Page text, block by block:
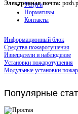
Электронная почта:
Услуги
Нормативы
Контакты
Информационный блок
Средства пожаротушения
Извещатели и наблюдение
Установки пожаротушения
Модульные установки
Популярные